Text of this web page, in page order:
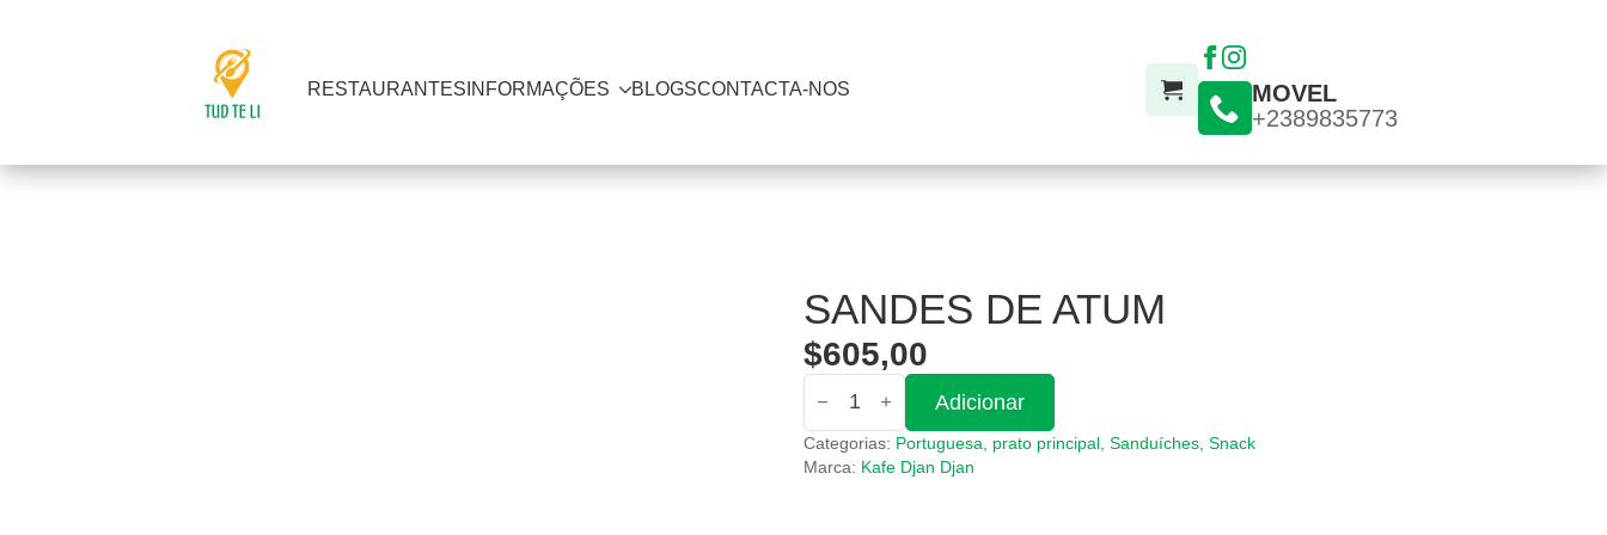
RESTAURANTES INFORMAÇÕES BLOGSCONTACTA-NOS
MOVEL
+2389835773
SANDES DE ATUM
$605,00
Quantidade
de
Sandes
de
Atum
Adicionar
Categorias: Portuguesa prato principal Sanduíches Snack
Marca: Kafe Djan Djan